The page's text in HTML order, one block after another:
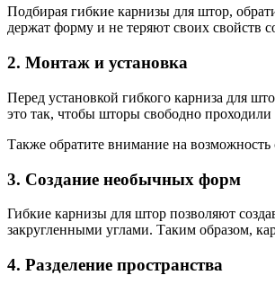
Подбирая гибкие карнизы для штор,
держат форму и не теряют своих свойств
2. Монтаж и установка
Перед установкой гибкого карниза для
это так, чтобы шторы свободно проходили
Также обратите внимание на
3. Создание необычных форм
Гибкие карнизы для штор позволяют
закругленными углами. Таким образом,
4. Разделение пространства